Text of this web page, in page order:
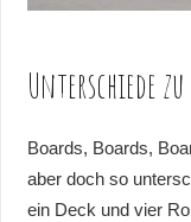
Unterschiede
Boards, Boards,
aber doch so
ein Deck und vier